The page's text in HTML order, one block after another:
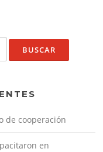
de cooperación
en